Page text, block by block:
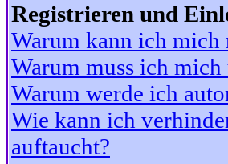
Registrieren und
Warum kann ich mich
Warum muss ich
Warum werde ich
Wie kann ich
auftaucht?